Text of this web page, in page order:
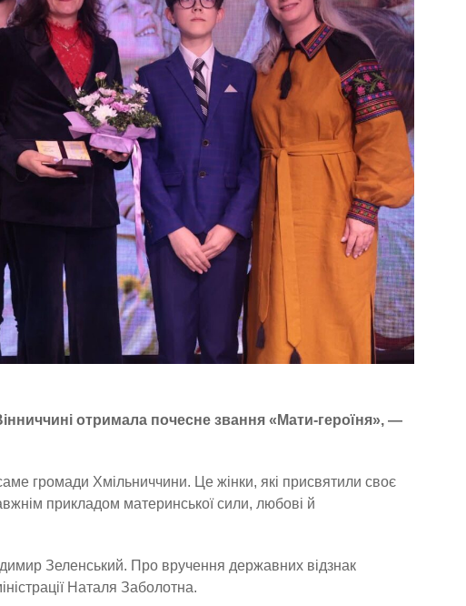
отримала почесне звання «Мати-героїня», —
громади Хмільниччини. Це жінки, які присвятили своє
прикладом материнської сили, любові й
Зеленський. Про вручення державних відзнак
Наталя Заболотна.